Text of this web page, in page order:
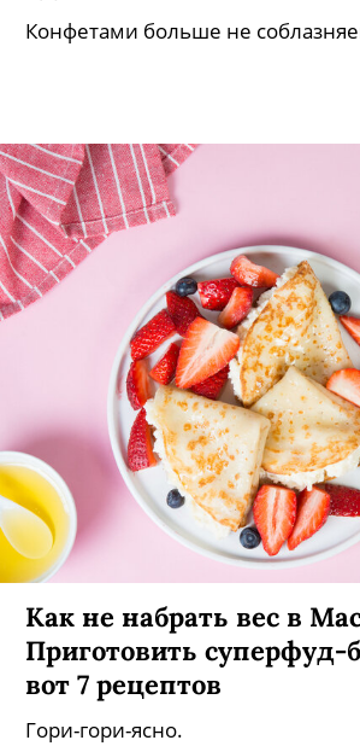
Конфетами больше не
Как не набрать вес в
Приготовить
вот 7 рецептов
Гори-гори-ясно.